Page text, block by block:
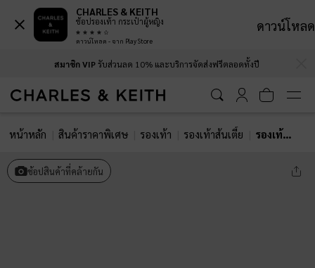
สมาชิก VIPรับส่วนลด 10% และบริการจัดส่งฟรีตลอดทั้งปี
หน้าหลัก สินค้าราคาพิเศษ รองเท้า รองเท้าส้นเตี้ย รองเท้าแมรี่เจนส้นเตี้ยประดับโซ่รุ่น Georgie
ช้อปสินค้าที่คล้ายกัน
CHARLES & KEITH
ช้อปรองเท้า กระเป๋าผู้หญิง
ดาวน์โหลด - จาก Play Store
ดาวน์โหลด